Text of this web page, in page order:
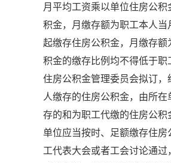
月平均工资乘以单位住房公
积金，月缴存额为职工本人
起缴存住房公积金，月缴存
积金的缴存比例均不得低于
住房公积金管理委员会拟订
人缴存的住房公积金，由所
存的和为职工代缴的住房公
单位应当按时、足额缴存住
工代表大会或者工会讨论通